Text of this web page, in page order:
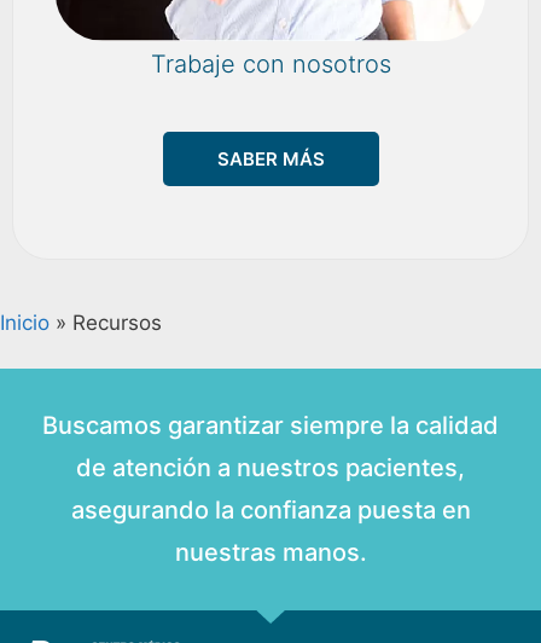
Trabaje con nosotros
SABER MÁS
Inicio » Recursos
Buscamos garantizar siempre la calidad
de atención a nuestros pacientes,
asegurando la confianza puesta en
nuestras manos.